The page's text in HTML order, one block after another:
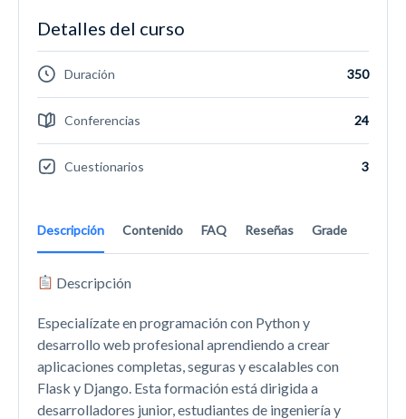
Descripción Contenido FAQ Reseñas Grade
Descripción
Especialízate en programación con Python y
desarrollo web profesional aprendiendo a crear
aplicaciones completas, seguras y escalables con
Flask y Django. Esta formación está dirigida a
desarrolladores junior, estudiantes de ingeniería y
Detalles del curso
Duración 350
Conferencias 24
Cuestionarios 3